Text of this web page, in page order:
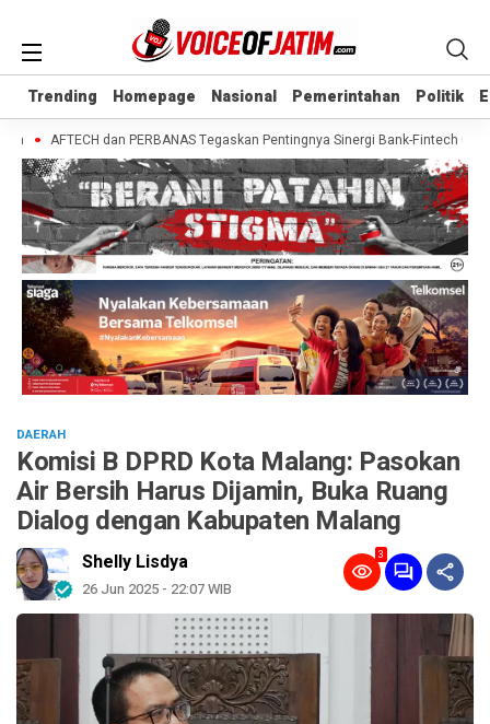
Trending Homepage Nasional Pemerintahan Politik
Trending Homepage Nasional Pemerintahan Politik
AFTECH dan PERBANAS Tegaskan Pentingnya Sinergi Bank-Fintech untuk
DAERAH
Komisi B DPRD Kota Malang: Pasokan
Air Bersih Harus Dijamin, Buka Ruang
Dialog dengan Kabupaten Malang
Shelly Lisdya
26 Jun 2025 - 22:07 WIB
3